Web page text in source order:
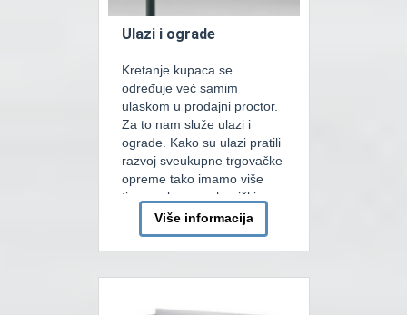
Ulazi i ograde
Kretanje kupaca se
određuje već samim
ulaskom u prodajni proctor.
Za to nam služe ulazi i
ograde. Kako su ulazi pratili
razvoj sveukupne trgovačke
opreme tako imamo više
tipova ulaza: mehanički,
automatski ili vrtljivi.
Automatsko ulazi mogu biti
aktivirani foto-ćelijom ili
za nesmetanu
Više informacija